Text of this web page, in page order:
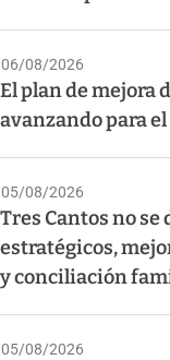
06/08/2026
El plan de mejora
avanzando para
05/08/2026
Tres Cantos no
estratégicos,
y conciliación
05/08/2026